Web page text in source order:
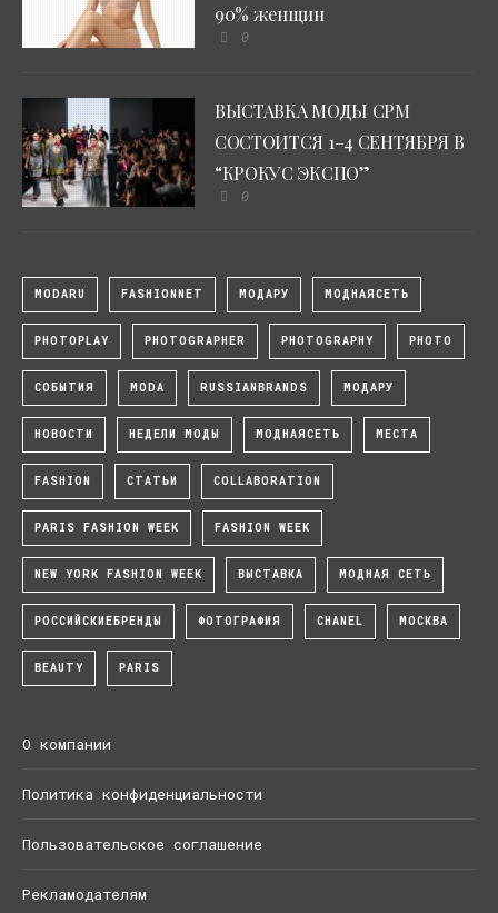
90% женщин
0
ВЫСТАВКА МОДЫ CPM
СОСТОИТСЯ 1–4 СЕНТЯБРЯ В
“КРОКУС ЭКСПО”
0
MODARU FASHIONNET МОДАРУ МОДНАЯСЕТЬ
PHOTOPLAY PHOTOGRAPHER PHOTOGRAPHY PHOTO
СОБЫТИЯ MODA RUSSIANBRANDS МОДАРУ
НОВОСТИ НЕДЕЛИ МОДЫ МОДНАЯСЕТЬ МЕСТА
FASHION СТАТЬИ COLLABORATION
PARIS FASHION WEEK FASHION WEEK
NEW YORK FASHION WEEK ВЫСТАВКА МОДНАЯ СЕТЬ
РОССИЙСКИЕБРЕНДЫ ФОТОГРАФИЯ CHANEL МОСКВА
BEAUTY PARIS
О компании
Политика конфиденциальности
Пользовательское соглашение
Рекламодателям